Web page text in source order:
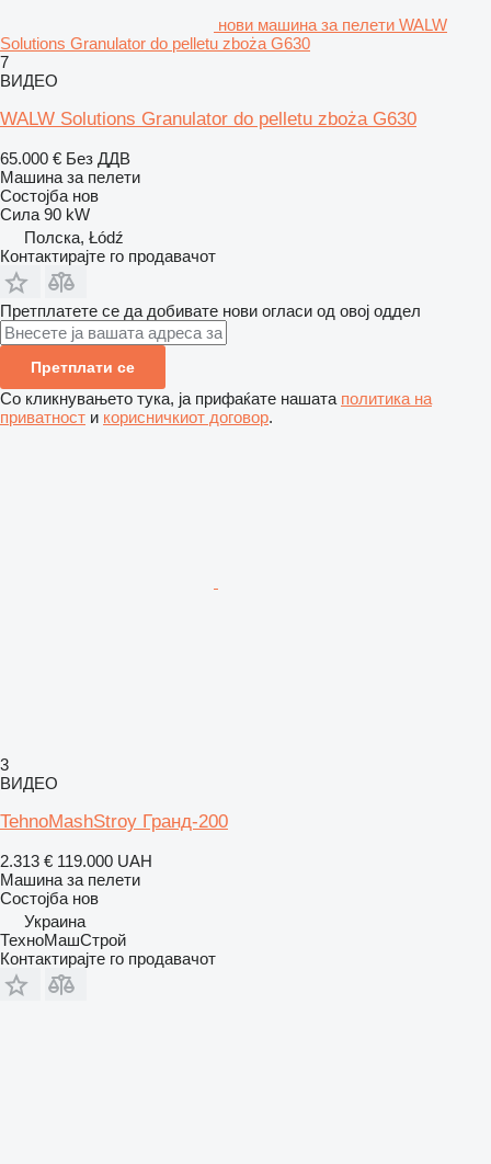
нови машина за пелети WALW
Solutions Granulator do pelletu zboża G630
7
ВИДЕО
WALW Solutions Granulator do pelletu zboża G630
65.000 € Без ДДВ
Машина за пелети
Состојба нов
Сила 90 kW
Полска, Łódź
Контактирајте го продавачот
Претплатете се да добивате нови огласи од овој оддел
Претплати се
Со кликнувањето тука, ја прифаќате нашата политика на
приватност и корисничкиот договор.
3
ВИДЕО
TehnoMashStroy Гранд-200
2.313 € 119.000 UAH
Машина за пелети
Состојба нов
Украина
ТехноМашСтрой
Контактирајте го продавачот